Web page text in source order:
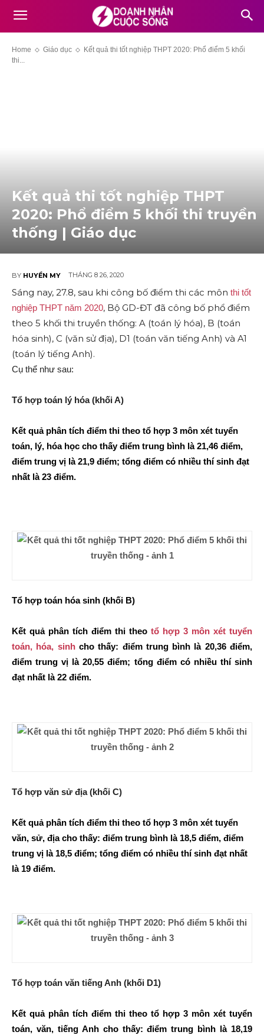
Home Giáo dục
Kết quả thi tốt nghiệp THPT 2020: Phổ điểm 5 khối
thi...
Kết quả thi tốt nghiệp THPT
2020: Phổ điểm 5 khối thi truyền
thống | Giáo dục
BY HUYỀN MY THÁNG 8 26, 2020
Sáng nay, 27.8, sau khi công bố điểm thi các môn thi tốt
nghiệp THPT năm 2020, Bộ GD-ĐT đã công bố phổ điểm
theo 5 khối thi truyền thống: A (toán lý hóa), B (toán
hóa sinh), C (văn sử địa), D1 (toán văn tiếng Anh) và A1
(toán lý tiếng Anh).
Cụ thể như sau:
Tổ hợp toán lý hóa (khối A)
Kết quả phân tích điểm thi theo tổ hợp 3 môn xét tuyển
toán, lý, hóa học cho thấy điểm trung bình là 21,46 điểm,
điểm trung vị là 21,9 điểm; tổng điểm có nhiều thí sinh đạt
nhất là 23 điểm.
Tổ hợp toán hóa sinh (khối B)
Kết quả phân tích điểm thi theo tổ hợp 3 môn xét tuyển
toán, hóa, sinhcho thấy: điểm trung bình là 20,36 điểm,
điểm trung vị là 20,55 điểm; tổng điểm có nhiều thí sinh
đạt nhất là 22 điểm.
Tổ hợp văn sử địa (khối C)
Kết quả phân tích điểm thi theo tổ hợp 3 môn xét tuyển
văn, sử, địa cho thấy: điểm trung bình là 18,5 điểm, điểm
trung vị là 18,5 điểm; tổng điểm có nhiều thí sinh đạt nhất
là 19 điểm.
Tổ hợp toán văn tiếng Anh (khối D1)
Kết quả phân tích điểm thi theo tổ hợp 3 môn xét tuyển
toán, văn, tiếng Anh cho thấy: điểm trung bình là 18,19